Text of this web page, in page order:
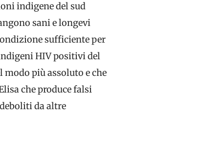
indigene del sud
sani e longevi
sufficiente per
HIV positivi del
modo più assoluto e che
che produce falsi
da altre